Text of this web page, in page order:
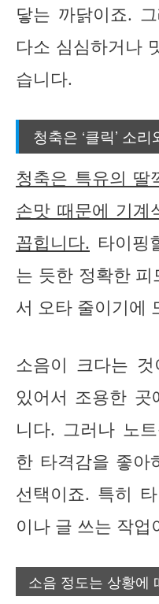
닿는 까닭이죠.
다소 심심하거나
습니다.
청축은 ‘클릭’ 소
청축은 특유의 딸
손맛 때문에 기계
꼽힙니다. 타이핑
는 듯한 정확한
서 오타 줄이기에
소음이 크다는
있어서 조용한
니다. 그러나 노
한 타격감을 좋아
선택이죠. 특히
이나 글 쓰는 작업
소음 정도는 상황에